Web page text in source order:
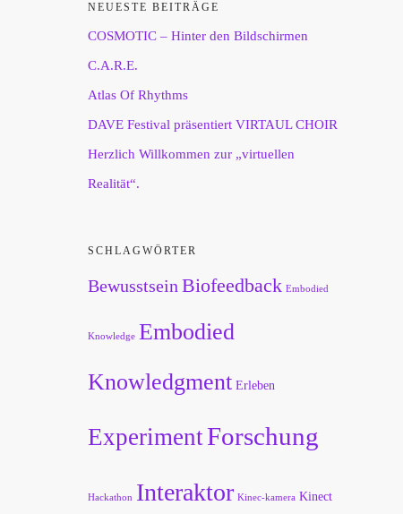
NEUESTE BEITRÄGE
COSMOTIC – Hinter den Bildschirmen
C.A.R.E.
Atlas Of Rhythms
DAVE Festival präsentiert VIRTAUL CHOIR
Herzlich Willkommen zur „virtuellen
Realität“.
SCHLAGWÖRTER
Bewusstsein Biofeedback Embodied
Knowledge Embodied
Knowledgment Erleben
ExperimentForschung
Hackathon Interaktor Kinec-kamera Kinect